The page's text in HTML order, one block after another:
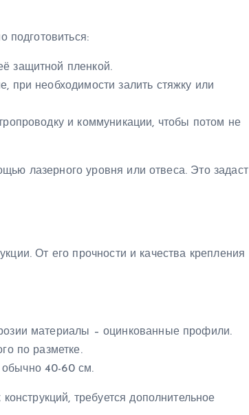
подготовиться:
защитной пленкой.
при необходимости залить стяжку или
и коммуникации, чтобы потом не
лазерного уровня или отвеса. Это задаст
От его прочности и качества крепления
материалы – оцинкованные профили.
по разметке.
40-60 см.
требуется дополнительное